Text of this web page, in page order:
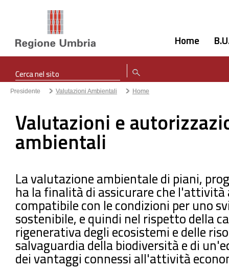
Home
Presidente Valutazioni Ambientali Home
Valutazioni e
ambientali
La valutazione ambientale di piani,
ha la finalità di assicurare che
compatibile con le condizioni per uno
sostenibile, e quindi nel rispetto della
rigenerativa degli ecosistemi e delle
salvaguardia della biodiversità e di
dei vantaggi connessi all'attività